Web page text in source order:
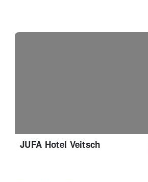
JUFA Hotel Veitsch